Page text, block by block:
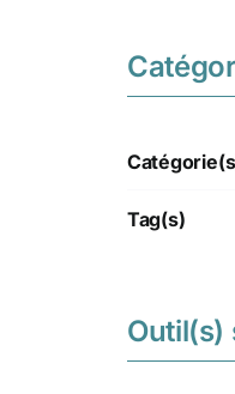
Tag(s)
Outil(s)